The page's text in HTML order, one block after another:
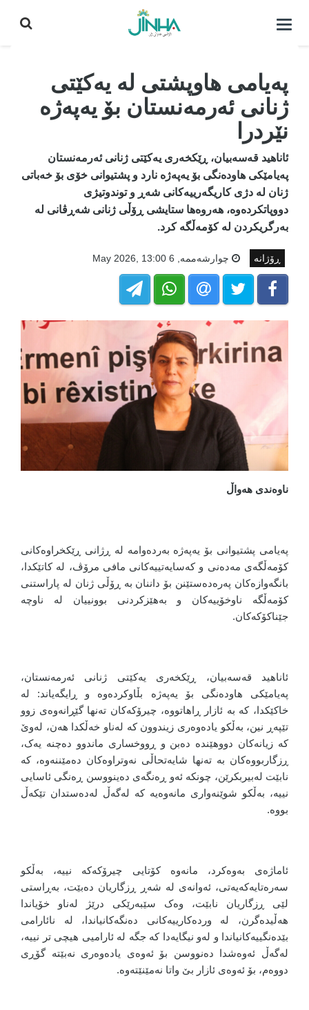
كردنه‌وه‌ی
پەیامی هاوپشتی لە یەکێتی
ژنانی ئەرمەنستان بۆ یەپەژە
نێردرا
ئاناهید قەسەبیان، ڕێکخەری یەکێتی ژنانی ئەرمەنستان
پەیامێکی هاودەنگی بۆ یەپەژە نارد و پشتیوانی خۆی بۆ خەباتی
ژنان لە دژی کاریگەرییەکانی شەڕ و توندوتیژی
دووپاتکردەوە، هەروەها ستایشی ڕۆڵی ژنانی شەڕڤانی لە
بەرگریکردن لە کۆمەڵگە کرد.
ڕۆژانە چوارشه‌ممه‌, 6 May 2026, 13:00
ناوەندی هەواڵ
پەیامی پشتیوانی بۆ یەپەژە بەردەوامە لە ڕژانی ڕێکخراوەکانی
کۆمەڵگەی مەدەنی و کەسایەتییەکانی مافی مرۆڤ، لە کاتێکدا،
بانگەوازەکان پەرەدەستێنن بۆ داننان بە ڕۆڵی ژنان لە پاراستنی
کۆمەڵگە ناوخۆییەکان و بەهێزکردنی بوونییان لە ناوچە
جێناکۆکەکان.
ئاناهید قەسەبیان، ڕێکخەری یەکێتی ژنانی ئەرمەنستان،
پەیامێکی هاودەنگی بۆ یەپەژە بڵاوکردەوە و ڕایگەیاند: لە
خاکێکدا، کە بە ئازار ڕاهاتووە، چیرۆکەکان تەنها گێڕانەوەی زوو
تێپەڕ نین، بەڵکو یادەوەری زیندوون کە لەناو خەڵکدا هەن، لەوێ
کە زیانەکان دووهێندە دەبن و ڕووخساری ماندوو دەچنە یەک،
ڕزگاربووەکان بە تەنها شایەتحاڵی نەوتراوەکان دەمێننەوە، کە
نابێت لەبیربکرێن، چونکە ئەو ڕەنگەی دەینووسن ڕەنگی ئاسایی
نییە، بەڵکو شوێنەواری مانەوەیە کە لەگەڵ لەدەستدان تێکەڵ
بووە.
ئاماژەی بەوەکرد، مانەوە کۆتایی چیرۆکەکە نییە، بەڵکو
سەرەتایەکەیەتی، ئەوانەی لە شەڕ ڕزگاریان دەبێت، بەڕاستی
لێی ڕزگاریان نابێت، وەک سێبەرێکی درێژ لەناو خۆیاندا
هەڵیدەگرن، لە وردەکارییەکانی دەنگەکانیاندا، لە نائارامی
بێدەنگییەکانیاندا و لەو نیگایەدا کە جگە لە ئارامیی هیچی تر نییە،
لەگەڵ ئەوەشدا دەنووسن بۆ ئەوەی یادەوەری نەبێتە گۆڕی
دووەم، بۆ ئەوەی ئازار بێ واتا نەمێنێتەوە.